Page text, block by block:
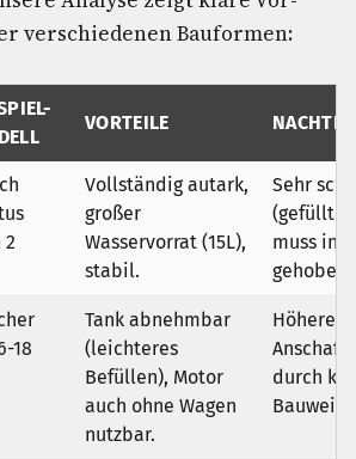
verschiedenen Bauformen:
VORTEILE
2
Vollständig autark,
großer
Wasservorrat (15L),
stabil.
Sehr
(gefüllt
muss ins
gehoben
18
Tank abnehmbar
(leichteres
Befüllen), Motor
auch ohne Wagen
nutzbar.
Höherer
durch